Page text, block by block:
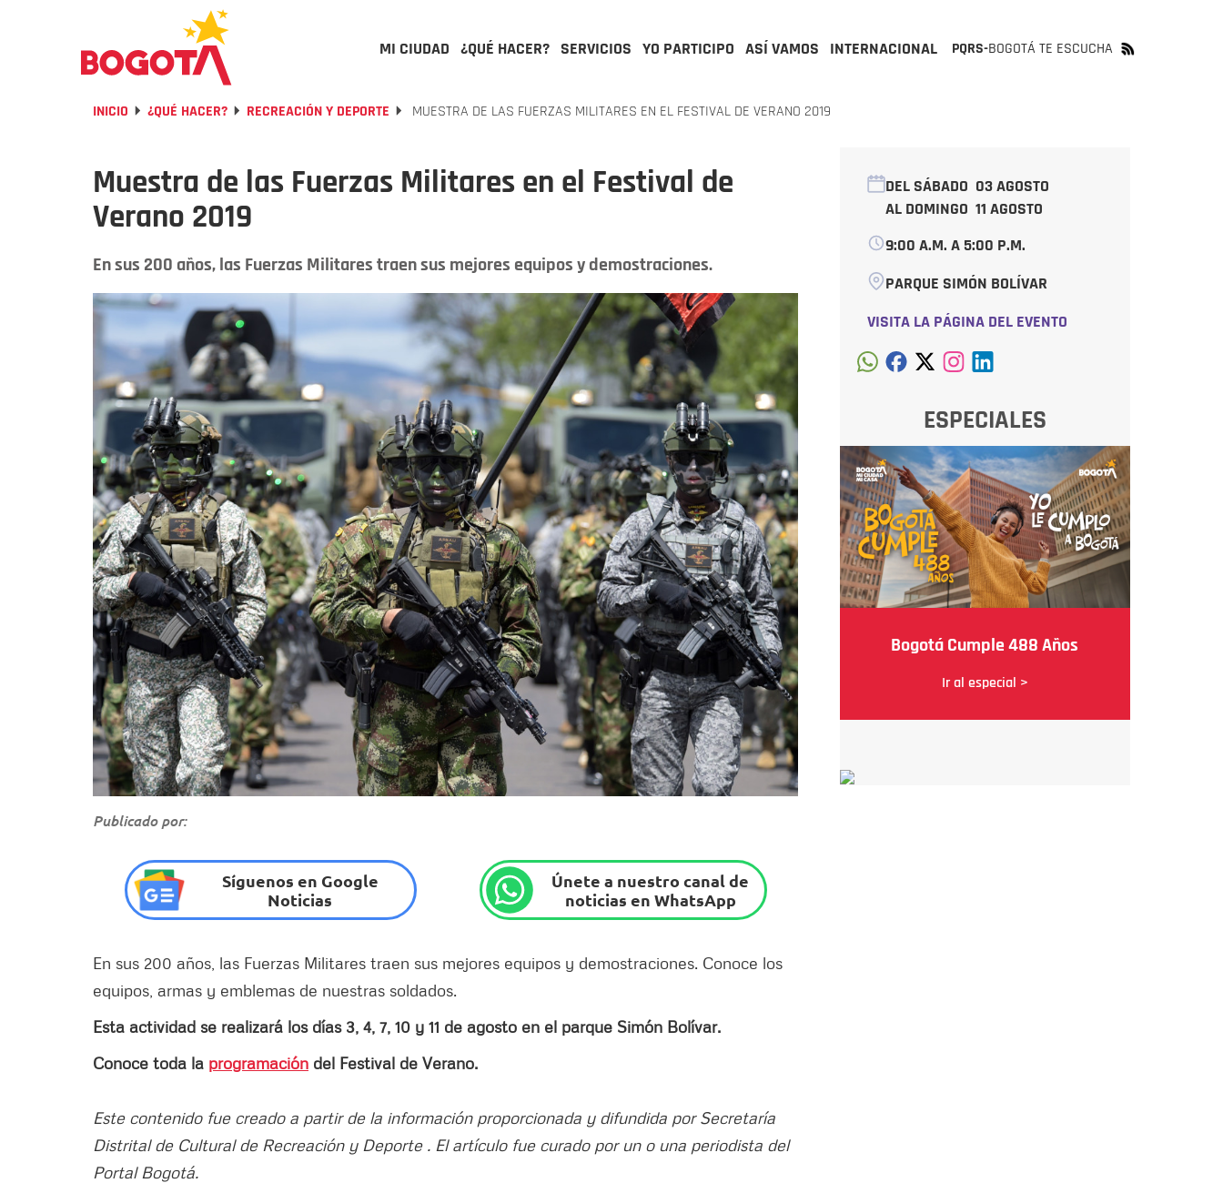
MI CIUDAD ¿QUÉ HACER? SERVICIOS YO PARTICIPO ASÍ VAMOS INTERNACIONAL PQRS-BOGOTÁ TE ESCUCHA
INICIO ¿QUÉ HACER? RECREACIÓN Y DEPORTE MUESTRA DE LAS FUERZAS MILITARES EN EL FESTIVAL DE VERANO 2019
Muestra de las Fuerzas Militares en el Festival de
Verano 2019
En sus 200 años, las Fuerzas Militares traen sus mejores equipos y demostraciones.
Publicado por:
Síguenos en Google
Noticias
Únete a nuestro canal de
noticias en WhatsApp
En sus 200 años, las Fuerzas Militares traen sus mejores equipos y demostraciones. Conoce los
equipos, armas y emblemas de nuestras soldados.
Esta actividad se realizará los días 3, 4, 7, 10 y 11 de agosto en el parque Simón Bolívar.
Conoce toda la programación del Festival de Verano.
Este contenido fue creado a partir de la información proporcionada y difundida por Secretaría
Distrital de Cultural de Recreación y Deporte . El artículo fue curado por un o una periodista del
Portal Bogotá.
DEL SÁBADO 03 AGOSTO
AL DOMINGO 11 AGOSTO
9:00 A.M. A 5:00 P.M.
PARQUE SIMÓN BOLÍVAR
VISITA LA PÁGINA DEL EVENTO
ESPECIALES
Bogotá Cumple 488 Años
Ir al especial >